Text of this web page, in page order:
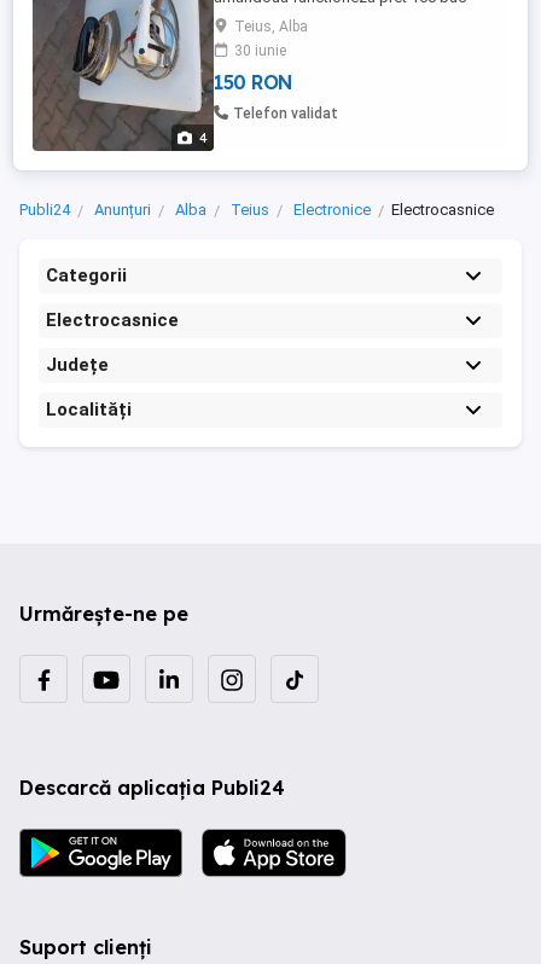
4
Teius, Alba
30 iunie
150 RON
Telefon validat
Publi24 Anunțuri Alba Teius Electronice Electrocasnice
Categorii
Electrocasnice
Județe
Localități
Urmărește-ne pe
Descarcă aplicația Publi24
Suport clienți